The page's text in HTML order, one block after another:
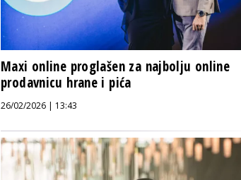
Maxi online proglašen za najbolju online
prodavnicu hrane i pića
26/02/2026 | 13:43